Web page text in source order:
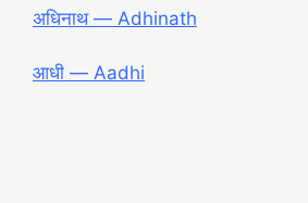
अधिनाथ ― Adhinath
आधी ― Aadhi